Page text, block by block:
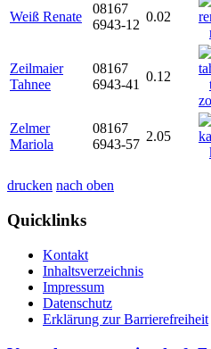
Weiß Renate
08167
6943-12
0.02
Zeilmaier
Tahnee
08167
6943-41
0.12
Zelmer
Mariola
08167
6943-57
2.05
drucken nach oben
Quicklinks
Kontakt
Inhaltsverzeichnis
Impressum
Datenschutz
Erklärung zur Barrierefreiheit